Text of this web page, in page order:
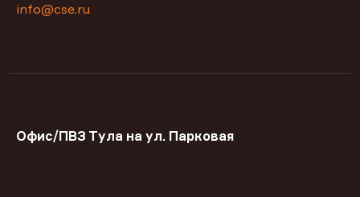
info@cse.ru
Офис/ПВЗ Тула на ул. Парковая